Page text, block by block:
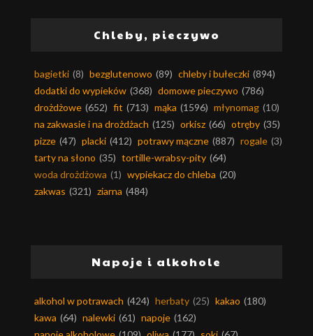
Chleby, pieczywo
bagietki (8) bezglutenowo (89) chleby i bułeczki (894)
dodatki do wypieków (368) domowe pieczywo (786)
drożdżowe (652) fit (713) mąka (1596) młynomag (10)
na zakwasie i na drożdżach (125) orkisz (66) otręby (35)
pizze (47) placki (412) potrawy mączne (887) rogale (3)
tarty na słono (35) tortille-wrabsy-pity (64)
woda drożdżowa (1) wypiekacz do chleba (20)
zakwas (321) ziarna (484)
Napoje i alkohole
alkohol w potrawach (424) herbaty (25) kakao (180)
kawa (64) nalewki (61) napoje (162)